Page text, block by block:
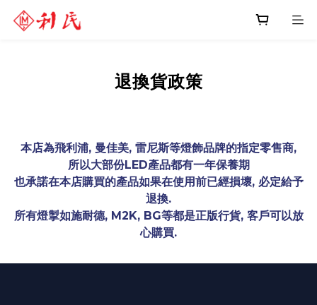
退換貨政策
本店為飛利浦, 曼佳美, 雷尼斯等燈飾品牌的指定零售商,
所以大部份LED產品都有一年保養期
也承諾在本店購買的產品如果在使用前已經損壞, 必定給予
退換.
所有燈掣如施耐德, M2K, BG等都是正版行貨, 客戶可以放
心購買.